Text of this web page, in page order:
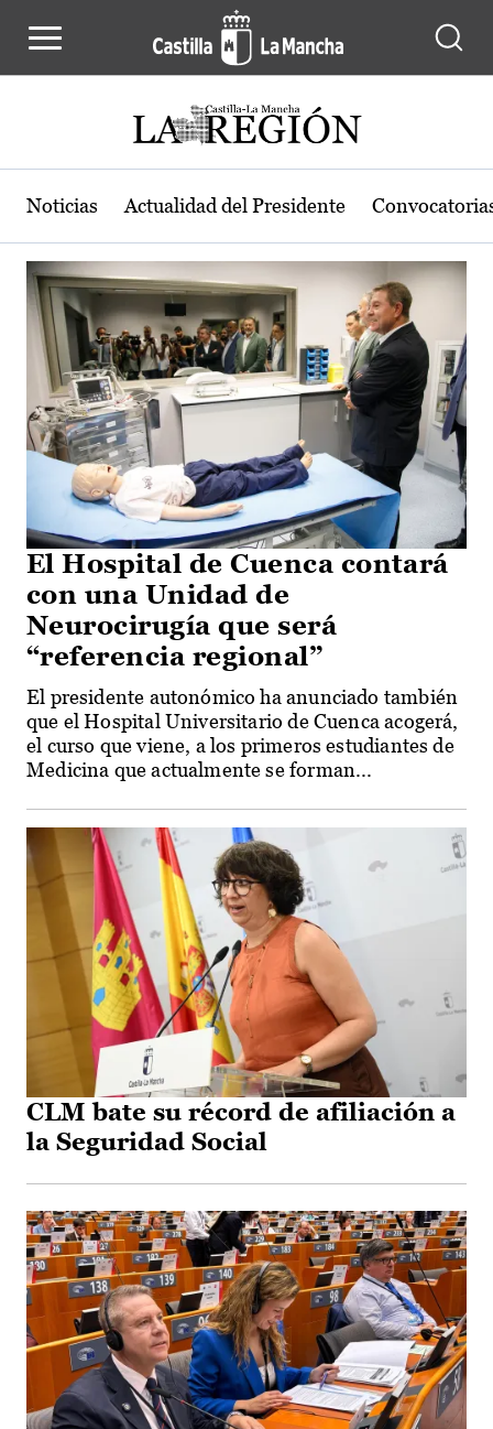
Actualidad de la región de Castilla-
Noticias Actualidad del Presidente
El Hospital de Cuenca contará
con una Unidad de
Neurocirugía que será
“referencia regional”
El presidente autonómico ha anunciado también
que el Hospital Universitario de Cuenca acogerá,
el curso que viene, a los primeros estudiantes de
Medicina que actualmente se forman...
CLM bate su récord de afiliación a
la Seguridad Social